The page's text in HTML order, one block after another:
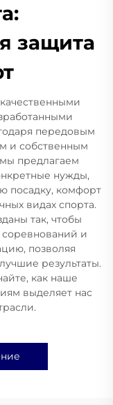
защита
передовым
и собственным
предлагаем
нужды,
посадку, комфорт
видах спорта.
так, чтобы
и
позволяя
результаты.
как наше
выделяет нас